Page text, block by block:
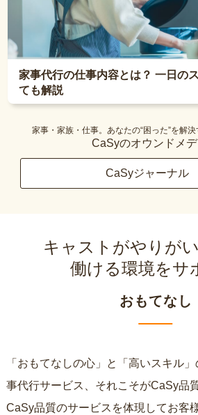
家事代行の仕事内容とは？ 一日の
ても解説
家事・家族・仕事。あなたの“困った”を解
CaSyのオウンドメ
CaSyジャーナル
キャストがやりが
働ける環境をサ
おもてなし
「おもてなしの心」と「高いスキル
事代行サービス、それこそがCaSy品
CaSy品質のサービスを体現してお客